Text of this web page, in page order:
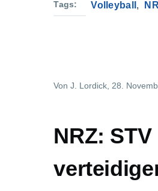
r
Tags Volleyball
VonJ. Lordick , 28.
NRZ: